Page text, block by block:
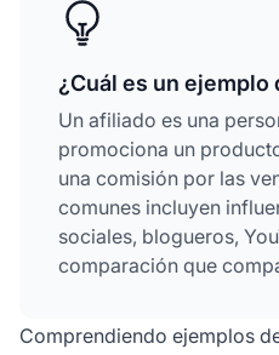
¿Cuál es un ejemplo
Un afiliado es una
promociona un
una comisión por las
comunes incluyen
sociales, blogueros,
comparación que
Comprendiendo ejemplos